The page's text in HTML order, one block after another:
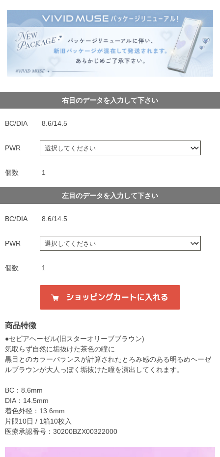
右目のデータを入力して下さい
BC/DIA 8.6/14.5
PWR
個数 1
左目のデータを入力して下さい
BC/DIA 8.6/14.5
PWR
個数 1
商品特徴
●セピアヘーゼル(旧スターオリーブブラウン)
気取らず自然に垢抜けた茶色の瞳に
黒目とのカラーバランスが計算されたとろみ感のある明るめヘーゼ
ルブラウンが大人っぽく垢抜けた瞳を演出してくれます。
BC：8.6mm
DIA：14.5mm
着色外径：13.6mm
片眼10日 / 1箱10枚入
医療承認番号：30200BZX00322000